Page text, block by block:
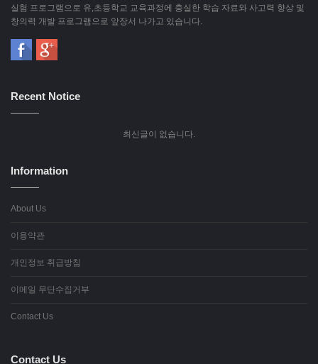
실험 프로그램으로 유,초등학교 교육과정에 충실한 학습 자료와 사고력 향상 및
창의력 개발 프로그램으로 앞장서 나가고 있습니다.
Recent Notice
최신글이 없습니다.
Information
About Us
이용약관
개인정보 취급방침
이메일 무단수집거부
Contact Us
Contact Us